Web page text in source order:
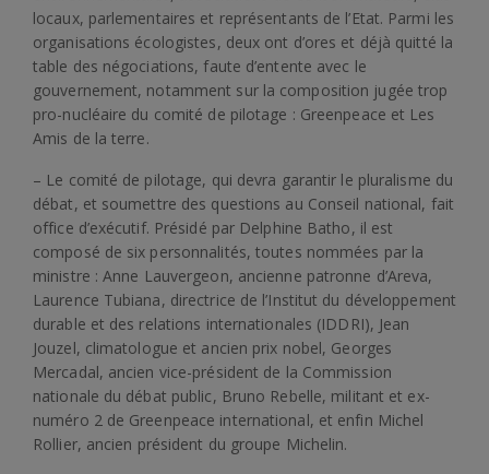
locaux, parlementaires et représentants de l’Etat. Parmi les
organisations écologistes, deux ont d’ores et déjà quitté la
table des négociations, faute d’entente avec le
gouvernement, notamment sur la composition jugée trop
pro-nucléaire du comité de pilotage : Greenpeace et Les
Amis de la terre.
– Le comité de pilotage, qui devra garantir le pluralisme du
débat, et soumettre des questions au Conseil national, fait
office d’exécutif. Présidé par Delphine Batho, il est
composé de six personnalités, toutes nommées par la
ministre : Anne Lauvergeon, ancienne patronne d’Areva,
Laurence Tubiana, directrice de l’Institut du développement
durable et des relations internationales (IDDRI), Jean
Jouzel, climatologue et ancien prix nobel, Georges
Mercadal, ancien vice-président de la Commission
nationale du débat public, Bruno Rebelle, militant et ex-
numéro 2 de Greenpeace international, et enfin Michel
Rollier, ancien président du groupe Michelin.